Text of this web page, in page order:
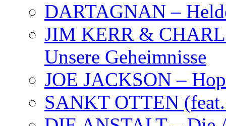
DARTAGNAN –
JIM KERR &
Unsere Geheimnisse
JOE JACKSON –
SANKT OTTEN